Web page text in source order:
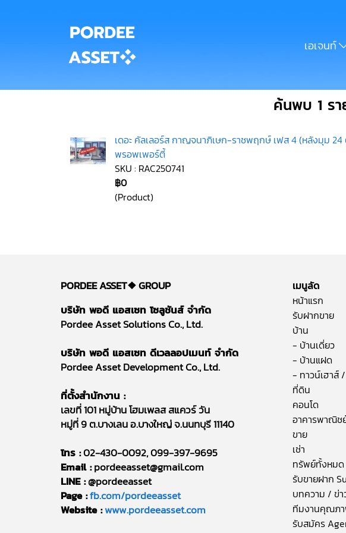
เอเจนท์
ค้นพบ 1 รา
เดอะ คัลเลอร์ส กาญจนาภิเษก-ราชพฤกษ์ เฟส 4 (หลังมุม
พรอพเพอร์ตี้
SKU : RAC250741
฿0
(Product)
PORDEE ASSET❖GROUP
บริษัท พอดี แอสเซท โซลูชันส์ จำกัด
Pordee Asset Solutions Co., Ltd.
บริษัท พอดี แอสเซท ดีเวลลอปเมนท์ จำกัด
Pordee Asset Development Co., Ltd.
ที่ตั้งสำนักงาน :
เลขที่ 101 หมู่บ้าน โฮมเพลส สแควร์ วัน
หมู่ที่ 9 ต.บางเลน อ.บางใหญ่ จ.นนทบุรี 11140
โทร :02-430-0092, 099-397-9695
Email :pordeeasset@gmail.com
LINE :@pordeeasset
Page :fb.com/pordeeasset
Website :www.pordeeasset.com
เมนูลัด
หน้าแรก
รับฝากขาย
บ้าน
- บ้านเดี่ยว
- บ้านแฝด
- ทาวน์เฮาส์
ที่ดิน
คอนโด
อาคารพาณิช
ขาย
เช่า
ทรัพย์ทั้งหมด
รับขายฝาก
บทความ / ข่า
ทีมงานคุณภ
รับสมัคร